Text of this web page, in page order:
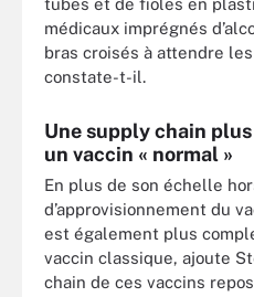
médicaux imprégnés
bras croisés à attendre
constate-t-il.
Une supply chain
un vaccin « normal »
En plus de son échelle
d’approvisionnement du
est également plus
vaccin classique, ajoute
chain de ces vaccins